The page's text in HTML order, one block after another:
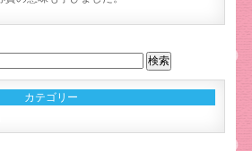
カテゴリー